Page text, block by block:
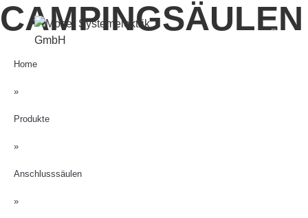
Zum
Inhalt
springen
Menü
CAMPINGSÄULEN
Home
»
Produkte
»
Anschlusssäulen
»